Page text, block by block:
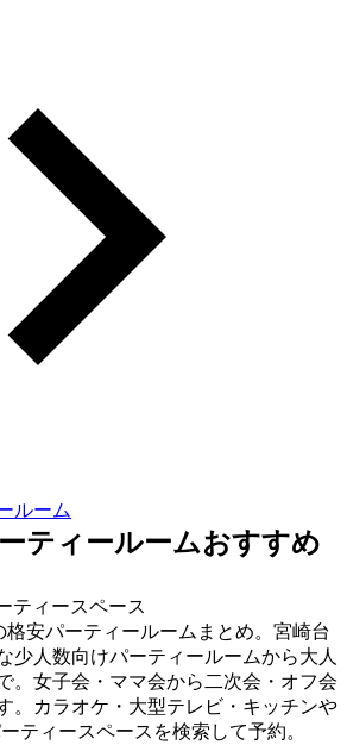
ルーム
ティールームおすすめ
ティースペース
安パーティールームまとめ。宮崎台
少人数向けパーティールームから大人
。女子会・ママ会から二次会・オフ会
。カラオケ・大型テレビ・キッチンや
ティースペースを検索して予約。